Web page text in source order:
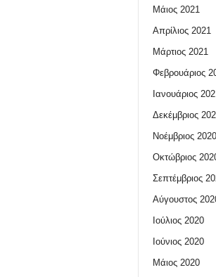
Μάιος 2021
Απρίλιος 2021
Μάρτιος 2021
Φεβρουάριος
Ιανουάριος
Δεκέμβριος
Νοέμβριος 2020
Οκτώβριος
Σεπτέμβριος
Αύγουστος
Ιούλιος 2020
Ιούνιος 2020
Μάιος 2020